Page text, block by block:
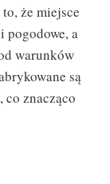
że miejsce
pogodowe, a
warunków
są
co znacząco